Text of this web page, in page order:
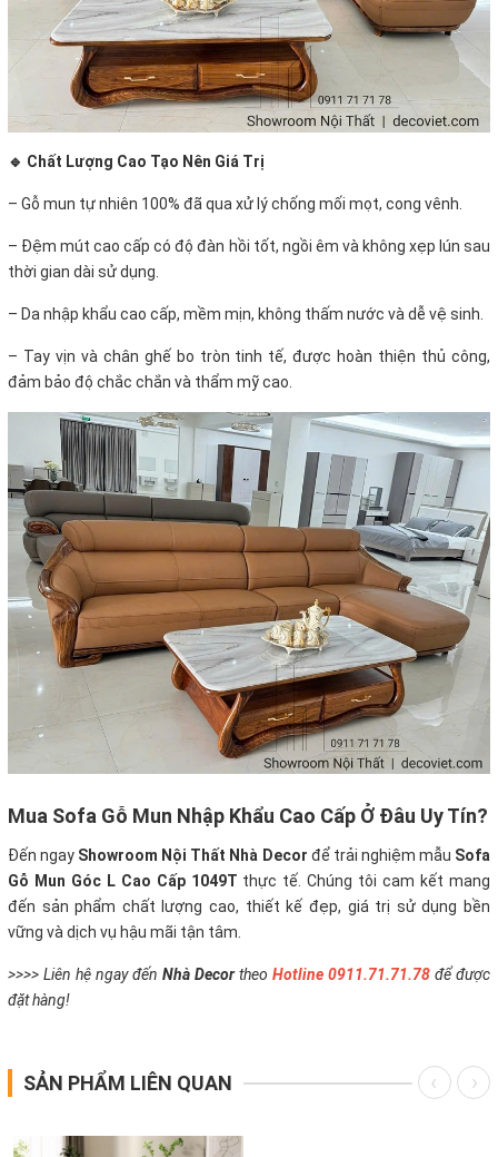
🔹 Chất Lượng Cao Tạo Nên Giá Trị
– Gỗ mun tự nhiên 100% đã qua xử lý chống mối mọt, cong vênh.
– Đệm mút cao cấp có độ đàn hồi tốt, ngồi êm và không xẹp lún sau
thời gian dài sử dụng.
– Da nhập khẩu cao cấp, mềm mịn, không thấm nước và dễ vệ sinh.
– Tay vịn và chân ghế bo tròn tinh tế, được hoàn thiện thủ công,
đảm bảo độ chắc chắn và thẩm mỹ cao.
Mua Sofa Gỗ Mun Nhập Khẩu Cao Cấp Ở Đâu Uy Tín?
Đến ngay Showroom Nội Thất Nhà Decor để trải nghiệm mẫu Sofa
Gỗ Mun Góc L Cao Cấp 1049T thực tế. Chúng tôi cam kết mang
đến sản phẩm chất lượng cao, thiết kế đẹp, giá trị sử dụng bền
vững và dịch vụ hậu mãi tận tâm.
>>>> Liên hệ ngay đến Nhà Decortheo Hotline 0911.71.71.78 để được
đặt hàng!
SẢN PHẨM LIÊN QUAN